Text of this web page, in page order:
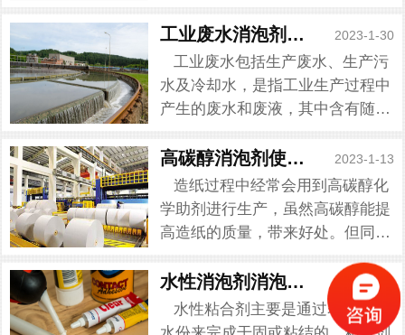
产生大量的泡沫，然而使吸收塔入
口积灰，影响电厂脱硫塔的工作效
率，泡沫太多也会对空气造成...
工业废水消泡剂消泡原理 2023-1-30
工业废水包括生产废水、生产污
水及冷却水，是指工业生产过程中
产生的废水和废液，其中含有随水
副产品以及生产过程中产生的污染
物。而在工业废水处理过程中会有
泡沫的产生，这是由于废水中...
高碳醇消泡剂使用说明 2023-1-13
造纸过程中经常会用到高碳醇化
学助剂进行生产，虽然高碳醇能提
高造纸的质量，带来好处。但同样
泡沫，泡沫过多会影响造纸的效率
以及质量，这也是造纸厂家很烦
恼。今天就给造纸厂家带来高碳...
水性消泡剂消泡解析 2023-1-13
水性粘合剂主要是通过表面吸收